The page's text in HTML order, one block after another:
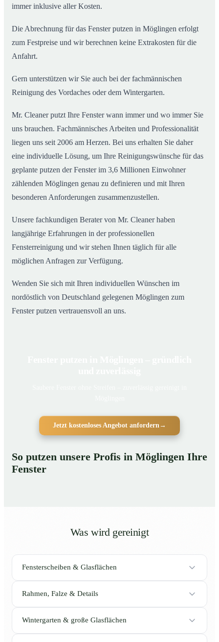
immer inklusive aller Kosten.
Die Abrechnung für das Fenster putzen in Möglingen erfolgt
zum Festpreise und wir berechnen keine Extrakosten für die
Anfahrt.
Gern unterstützen wir Sie auch bei der fachmännischen
Reinigung des Vordaches oder dem Wintergarten.
Mr. Cleaner putzt Ihre Fenster wann immer und wo immer Sie
uns brauchen. Fachmännisches Arbeiten und Professionalität
liegen uns seit 2006 am Herzen. Bei uns erhalten Sie daher
eine individuelle Lösung, um Ihre Reinigungswünsche für das
geplante putzen der Fenster im 3,6 Millionen Einwohner
zählenden Möglingen genau zu definieren und mit Ihren
besonderen Anforderungen zusammenzustellen.
Unsere fachkundigen Berater von Mr. Cleaner haben
langjährige Erfahrungen in der professionellen
Fensterreinigung und wir stehen Ihnen täglich für alle
möglichen Anfragen zur Verfügung.
Wenden Sie sich mit Ihren individuellen Wünschen im
nordöstlich von Deutschland gelegenen Möglingen zum
Fenster putzen vertrauensvoll an uns.
Jetzt kostenloses Angebot anfordern →
So putzen unsere Profis in Möglingen Ihre
Fenster
Was wird gereinigt
Fensterscheiben & Glasflächen
Rahmen, Falze & Details
Wintergarten & große Glasflächen